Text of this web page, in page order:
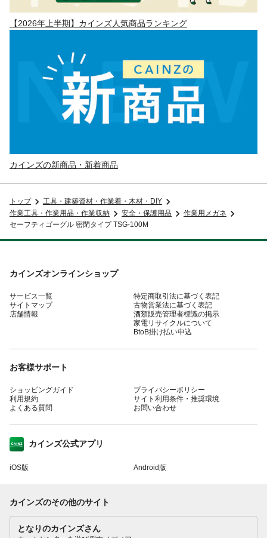
【2026年上半期】カインズ人気商品ランキング
カインズの新商品・新着商品
トップ
工具・建築資材・作業着・木材・DIY
作業工具・作業用品・作業収納
安全・保護用品
作業用メガネ
セーフティゴーグル 密閉タイプ TSG-100M
カインズオンラインショップ
サービス一覧
サイトマップ
店舗情報
特定商取引法に基づく表記
古物営業法に基づく表記
酒類販売管理者標識の掲示
家電リサイクルについて
BtoB掛け払い申込
お客様サポート
ショッピングガイド
利用規約
よくある質問
プライバシーポリシー
サイト利用条件・推奨環境
お問い合わせ
カインズ公式アプリ
iOS版 Android版
カインズのその他のサイト
となりのカインズさん